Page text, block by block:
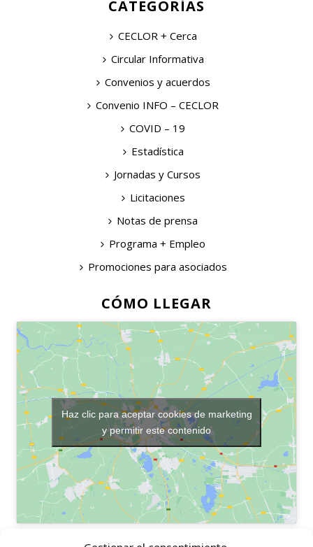
CATEGORÍAS
CECLOR + Cerca
Circular Informativa
Convenios y acuerdos
Convenio INFO – CECLOR
COVID – 19
Estadística
Jornadas y Cursos
Licitaciones
Notas de prensa
Programa + Empleo
Promociones para asociados
CÓMO LLEGAR
Haz clic para aceptar cookies de marketing
y permitir este contenido